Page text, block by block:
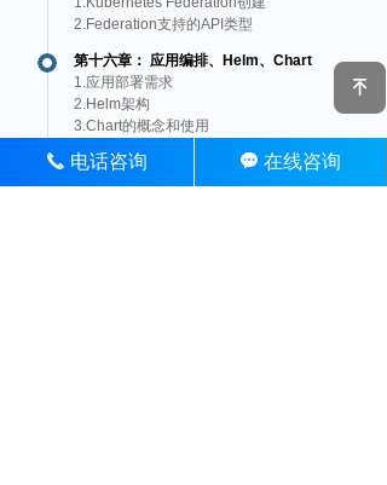
끁 在线咨询
끅 电话咨询
녠
2.Federation支持的API类型
第十六章： 应用编排、Helm、Chart
1.应用部署需求
2.Helm架构
3.Chart的概念和使用
第十七章： Kubernetes认证流程